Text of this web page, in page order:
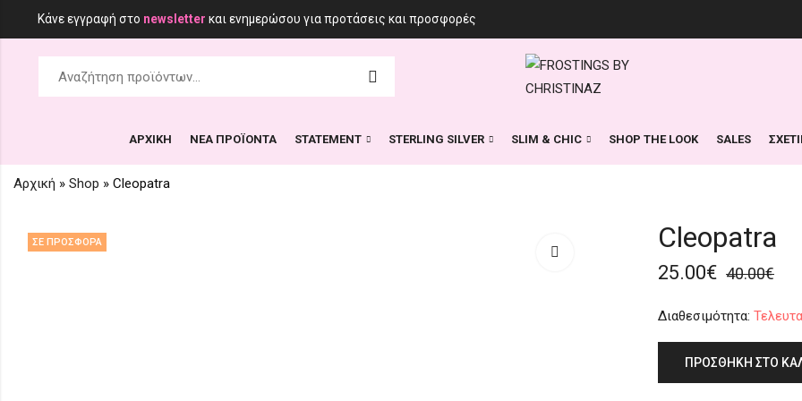
Κάνε εγγραφή στο newsletter και ενημερώσου για προτάσεις και προσφορές
ΑΡΧΙΚΗ ΝΕΑ ΠΡΟΪΟΝΤΑ STATEMENT STERLING SILVER SLIM & CHIC SHOP THE LOOK SALES
Αρχική » Shop » Cleopatra
ΣΕ ΠΡΟΣΦΟΡΆ Cleopatra
25.00€ 40.00€
Διαθεσιμότητα:
ΠΡΟΣΘΉΚΗ ΣΤΟ